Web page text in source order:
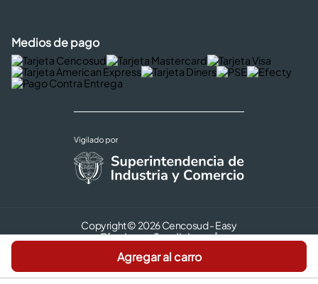
Agregar al carro
Medios de pago
Copyright © 2026 Cencosud - Easy
Términos y Condiciones |
Seguridad y Privacidad |
Código de ética